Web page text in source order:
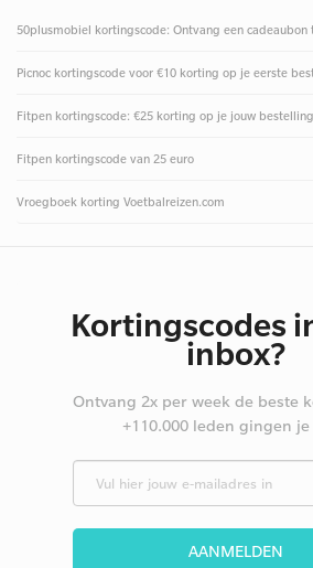
50plusmobiel kortingscode: Ontvang een cadeaubon
Picnoc kortingscode voor €10 korting op je eerste
Fitpen kortingscode: €25 korting op je jouw bestelling
Fitpen kortingscode van 25 euro
Vroegboek korting Voetbalreizen.com
Kortingscodes
inbox?
Ontvang 2x per week de beste
+110.000 leden gingen je
AANMELDEN